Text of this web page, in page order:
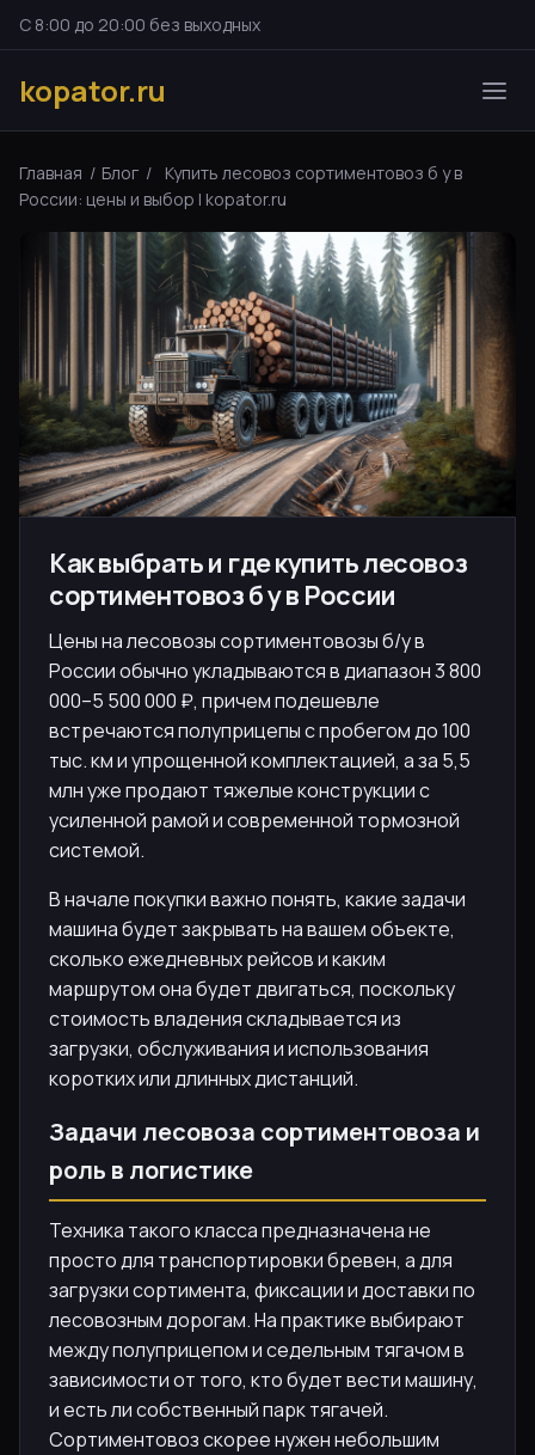
С 8:00 до 20:00 без выходных
kopator.ru
Главная / Блог /
Купить лесовоз сортиментовоз б у в
России: цены и выбор | kopator.ru
Как выбрать и где купить лесовоз
сортиментовоз б у в России
Цены на лесовозы сортиментовозы б/у в
России обычно укладываются в диапазон 3 800
000–5 500 000 ₽, причем подешевле
встречаются полуприцепы с пробегом до 100
тыс. км и упрощенной комплектацией, а за 5,5
млн уже продают тяжелые конструкции с
усиленной рамой и современной тормозной
системой.
В начале покупки важно понять, какие задачи
машина будет закрывать на вашем объекте,
сколько ежедневных рейсов и каким
маршрутом она будет двигаться, поскольку
стоимость владения складывается из
загрузки, обслуживания и использования
коротких или длинных дистанций.
Задачи лесовоза сортиментовоза и
роль в логистике
Техника такого класса предназначена не
просто для транспортировки бревен, а для
загрузки сортимента, фиксации и доставки по
лесовозным дорогам. На практике выбирают
между полуприцепом и седельным тягачом в
зависимости от того, кто будет вести машину,
и есть ли собственный парк тягачей.
Сортиментовоз скорее нужен небольшим